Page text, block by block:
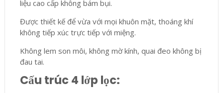
liệu cao cấp không bám bụi.
Được thiết kế để vừa với mọi khuôn mặt, thoáng khí
không tiếp xúc trực tiếp với miệng.
Không lem son môi, không mờ kính, quai đeo không bị
đau tai.
Cấu trúc 4 lớp lọc: